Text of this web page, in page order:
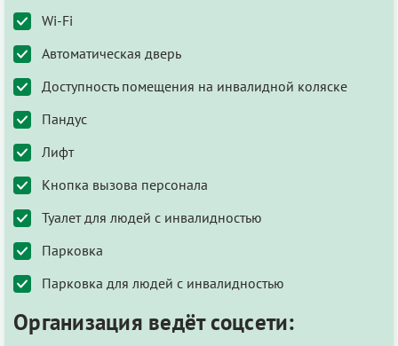
Wi-Fi
Автоматическая дверь
Доступность помещения на инвалидной коляске
Пандус
Лифт
Кнопка вызова персонала
Туалет для людей с инвалидностью
Парковка
Парковка для людей с инвалидностью
Организация ведёт соцсети: